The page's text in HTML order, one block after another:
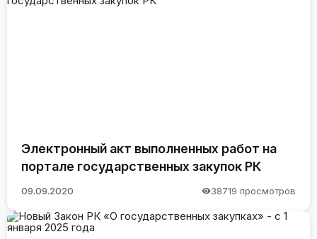
Электронный акт выполненных работ на
портале государственных закупок РК
09.09.2020 38719 просмотров